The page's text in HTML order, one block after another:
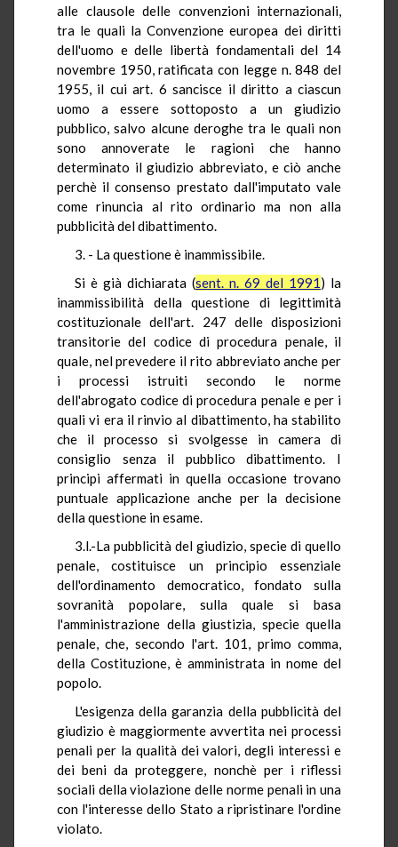
alle clausole delle convenzioni internazionali,
tra le quali la Convenzione europea dei diritti
dell'uomo e delle libertà fondamentali del 14
novembre 1950, ratificata con legge n. 848 del
1955, il cui art. 6 sancisce il diritto a ciascun
uomo a essere sottoposto a un giudizio
pubblico, salvo alcune deroghe tra le quali non
sono annoverate le ragioni che hanno
determinato il giudizio abbreviato, e ciò anche
perchè il consenso prestato dall'imputato vale
come rinuncia al rito ordinario ma non alla
pubblicità del dibattimento.
3. - La questione è inammissibile.
Si è già dichiarata (sent. n. 69 del 1991) la
inammissibilità della questione di legittimità
costituzionale dell'art. 247 delle disposizioni
transitorie del codice di procedura penale, il
quale, nel prevedere il rito abbreviato anche per
i processi istruiti secondo le norme
dell'abrogato codice di procedura penale e per i
quali vi era il rinvio al dibattimento, ha stabilito
che il processo si svolgesse in camera di
consiglio senza il pubblico dibattimento. I
principi affermati in quella occasione trovano
puntuale applicazione anche per la decisione
della questione in esame.
3.l.-La pubblicità del giudizio, specie di quello
penale, costituisce un principio essenziale
dell'ordinamento democratico, fondato sulla
sovranità popolare, sulla quale si basa
l'amministrazione della giustizia, specie quella
penale, che, secondo l'art. 101, primo comma,
della Costituzione, è amministrata in nome del
popolo.
L'esigenza della garanzia della pubblicità del
giudizio è maggiormente avvertita nei processi
penali per la qualità dei valori, degli interessi e
dei beni da proteggere, nonchè per i riflessi
sociali della violazione delle norme penali in una
con l'interesse dello Stato a ripristinare l'ordine
violato.